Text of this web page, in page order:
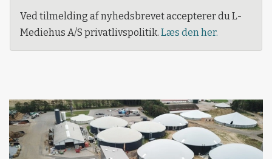
Ved tilmelding af nyhedsbrevet accepterer du L-
Mediehus A/S privatlivspolitik. Læs den her.